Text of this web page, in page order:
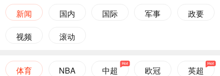
新闻 国内 国际 军事 政要
视频 滚动
体育 NBA 中超 欧冠 英超